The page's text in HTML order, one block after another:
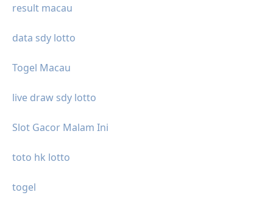
result macau
data sdy lotto
Togel Macau
live draw sdy lotto
Slot Gacor Malam Ini
toto hk lotto
togel